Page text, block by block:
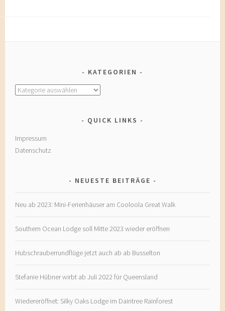
KATEGORIEN
Kategorien
QUICK LINKS
Impressum
Datenschutz
NEUESTE BEITRÄGE
Neu ab 2023: Mini-Ferienhäuser am Cooloola Great Walk
Southern Ocean Lodge soll Mitte 2023 wieder eröffnen
Hubschrauberrundflüge jetzt auch ab ab Busselton
Stefanie Hübner wirbt ab Juli 2022 für Queensland
Wiedereröffnet: Silky Oaks Lodge im Daintree Rainforest